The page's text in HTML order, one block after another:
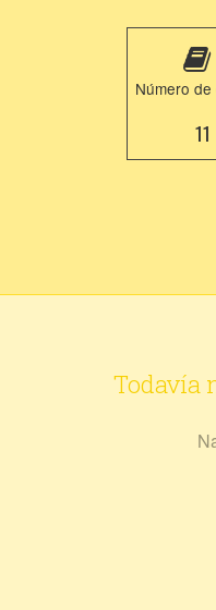
Número
11
Todavía